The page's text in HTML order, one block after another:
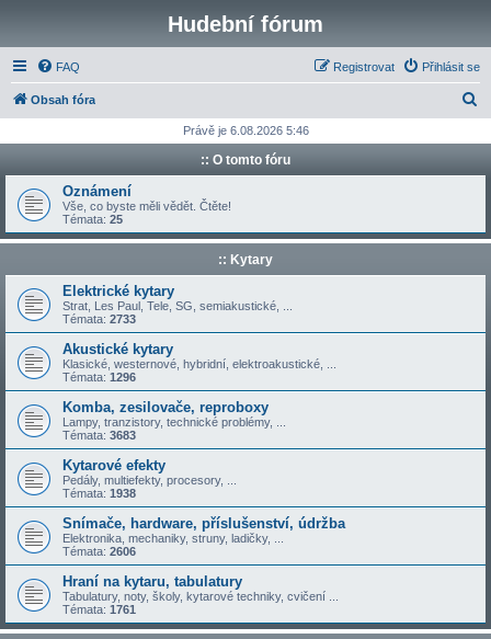
Hudební fórum
FAQ Přihlásit se
Registrovat
Obsah fóra
d
t
Právě je 6.08.2026 5:46
:: O tomto fóru
Oznámení
Vše, co byste měli vědět. Čtěte!
Témata: 25
:: Kytary
Elektrické kytary
Strat, Les Paul, Tele, SG, semiakustické, ...
Témata: 2733
Akustické kytary
Klasické, westernové, hybridní, elektroakustické, ...
Témata: 1296
Komba, zesilovače, reproboxy
Lampy, tranzistory, technické problémy, ...
Témata: 3683
Kytarové efekty
Pedály, multiefekty, procesory, ...
Témata: 1938
Snímače, hardware, příslušenství, údržba
Elektronika, mechaniky, struny, ladičky, ...
Témata: 2606
Hraní na kytaru, tabulatury
Tabulatury, noty, školy, kytarové techniky, cvičení ...
Témata: 1761